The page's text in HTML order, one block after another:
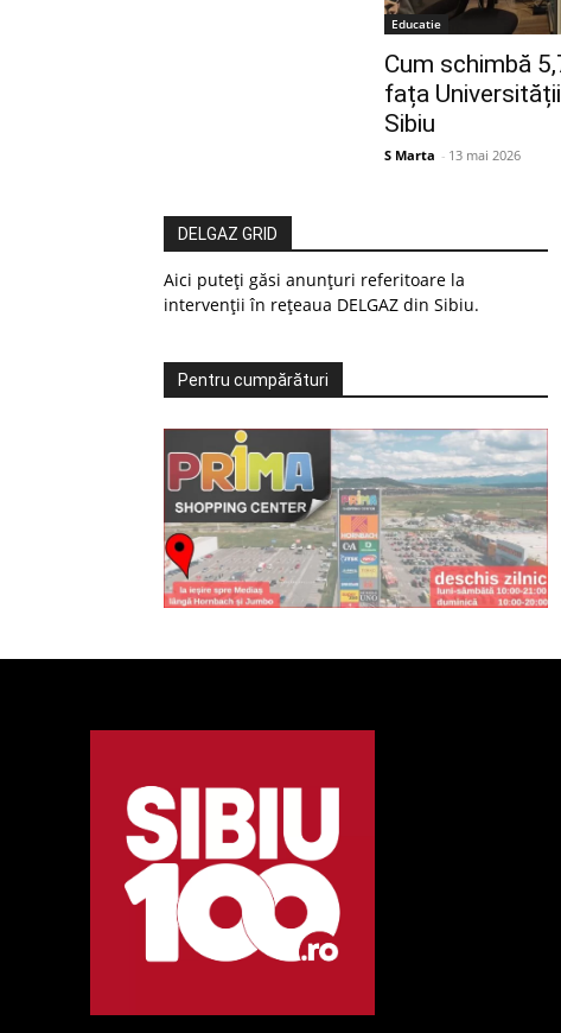
Educatie
Cum schimbă
fața
Sibiu
S Marta - 13 mai 2026
DELGAZ GRID
Aici puteți găsi anunțuri referitoare la
intervenții în rețeaua DELGAZ din Sibiu.
Pentru cumpărături